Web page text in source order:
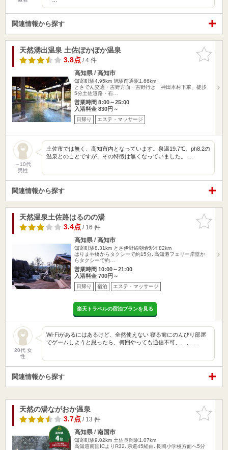
関連情報から探す
お気に入
りに追加
天然湧出温泉 土佐ぽかぽか温泉
3.8点/ 4 件
高知県 / 高知市
知寄町駅4.95km 旭駅前通駅1.66km
とさでん交通・吉野方面・吉野行き 神田本村下車、徒歩
5分土佐道路・石…
営業時間 8:00～25:00
入浴料金 830円～
日帰り エステ・マッサージ
～10代
男性
土佐市では無く、高知市内となっています。泉温19.7℃、ph8.2の
温泉とのことですが、その特徴は無くなっていました。 …
関連情報から探す
お気に入
りに追加
天然温泉土佐路はるのの湯
3.4点/ 16 件
高知県 / 高知市
知寄町駅8.31km とさ伊野線朝倉駅4.82km
はりまや橋からタクシーで約15分､高知港フェリー岸壁か
らタクシーで約…
営業時間 10:00～21:00
入浴料金 700円～
日帰り 宿泊 エステ・マッサージ
楽天トラベルの宿泊プランを見る
20代 女
性
Wi-Fiがあるにはあるけど、全然使えない 寝る前にのんびり部屋
でゲームしようと思ったら、何回やっても通信不可、、、 …
関連情報から探す
お気に入
りに追加
天然の湯ながおか温泉
3.7点/ 13 件
高知県 / 南国市
知寄町駅9.02km 土佐長岡駅1.07km
高知道南国ICよりR32､県道45経由､長岡小学校方面へ5分